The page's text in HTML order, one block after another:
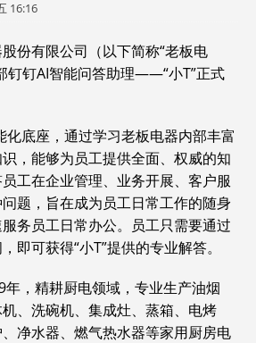
16:16
份有限公司（以下简称“老板电
钉钉AI智能问答助理——“小T”正式
化底座，通过学习老板电器内部丰富
，能够为员工提供全面、权威的知
工在企业管理、业务开展、客户服
题，旨在成为员工日常工作的随身
务员工日常办公。员工只需要通过
即可获得“小T”提供的专业解答。
，精耕厨电领域，专业生产油烟
、洗碗机、集成灶、蒸箱、电烤
净水器、燃气热水器等家用厨房电